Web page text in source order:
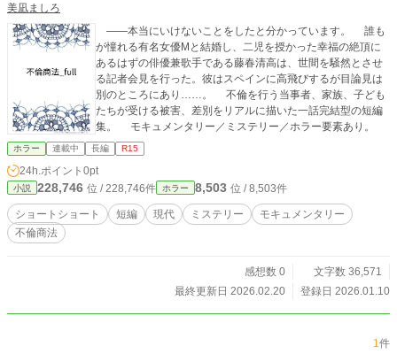
美凪ましろ
――本当にいけないことをしたと分かっています。 誰も
が憧れる有名女優Mと結婚し、二児を授かった幸福の絶頂に
あるはずの俳優兼歌手である藤春清高は、世間を騒然とさせ
る記者会見を行った。彼はスペインに高飛びするが目論見は
別のところにあり……。 不倫を行う当事者、家族、子ども
たちが受ける被害、差別をリアルに描いた一話完結型の短編
集。 モキュメンタリー／ミステリー／ホラー要素あり。
ホラー 連載中 長編 R15
24h.ポイント 0pt
小説 228,746 位 / 228,746件 ホラー 8,503 位 / 8,503件
ショートショート 短編 現代 ミステリー
モキュメンタリー
不倫商法
感想数 0
文字数 36,571
最終更新日 2026.02.20
登録日 2026.01.10
1件